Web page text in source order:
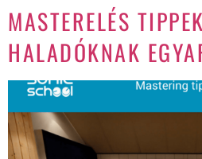
MASTERELÉS
HALADÓKNAK